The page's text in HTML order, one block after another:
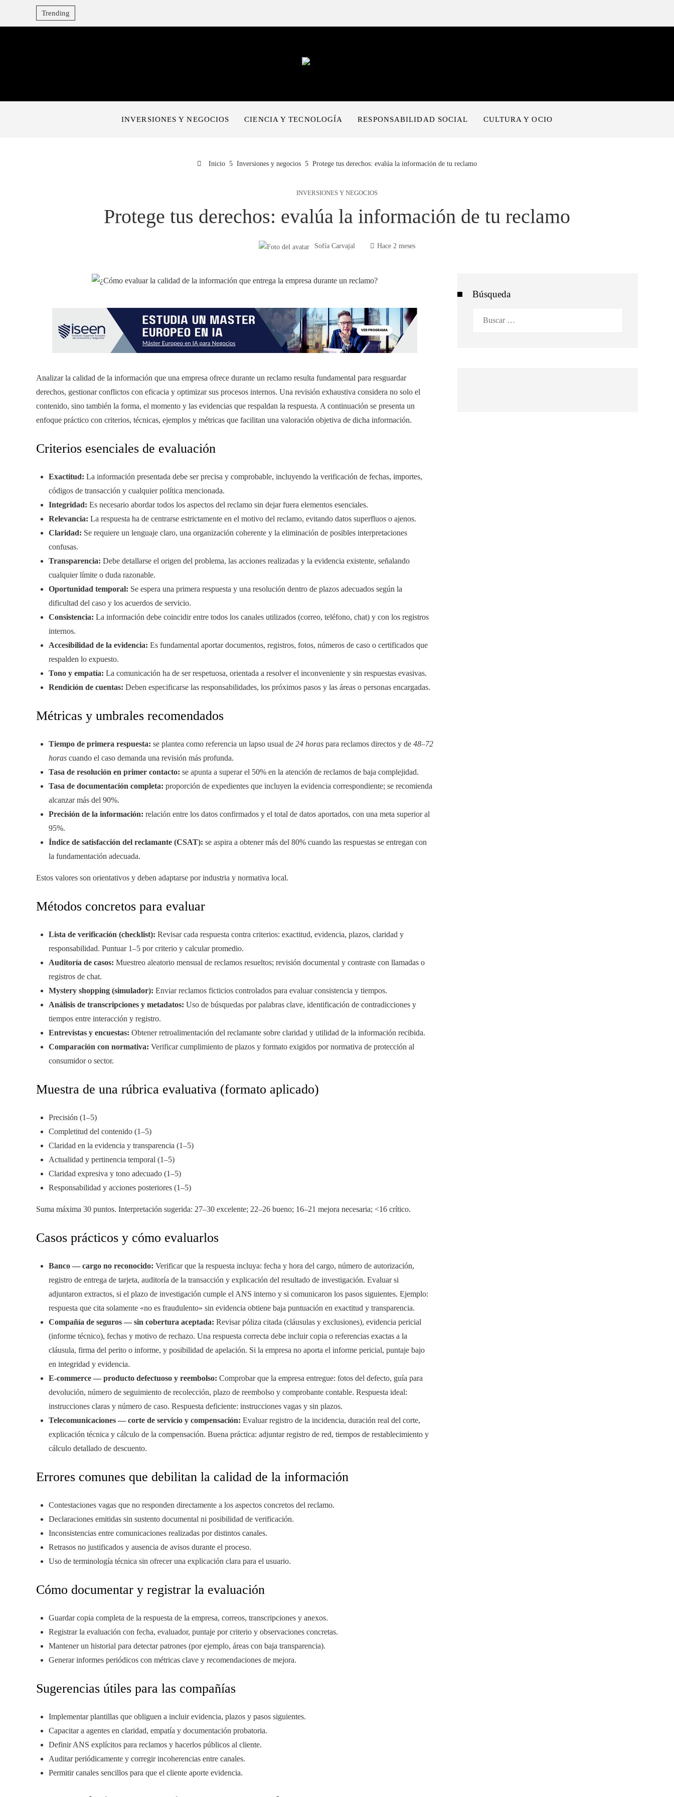
Trending
INVERSIONES Y NEGOCIOS CIENCIA Y TECNOLOGÍA RESPONSABILIDAD SOCIAL CULTURA Y OCIO
Inicio Inversiones y negocios Protege tus derechos: evalúa la información de tu reclamo
INVERSIONES Y NEGOCIOS
Protege tus derechos: evalúa la información de tu reclamo
Sofía Carvajal Hace 2 meses
Analizar la calidad de la información que una empresa ofrece durante un reclamo resulta fundamental para resguardar
derechos, gestionar conflictos con eficacia y optimizar sus procesos internos. Una revisión exhaustiva considera no solo el
contenido, sino también la forma, el momento y las evidencias que respaldan la respuesta. A continuación se presenta un
enfoque práctico con criterios, técnicas, ejemplos y métricas que facilitan una valoración objetiva de dicha información.
Criterios esenciales de evaluación
Exactitud: La información presentada debe ser precisa y comprobable, incluyendo la verificación de fechas, importes,
códigos de transacción y cualquier política mencionada.
Integridad: Es necesario abordar todos los aspectos del reclamo sin dejar fuera elementos esenciales.
Relevancia: La respuesta ha de centrarse estrictamente en el motivo del reclamo, evitando datos superfluos o ajenos.
Claridad: Se requiere un lenguaje claro, una organización coherente y la eliminación de posibles interpretaciones
confusas.
Transparencia: Debe detallarse el origen del problema, las acciones realizadas y la evidencia existente, señalando
cualquier límite o duda razonable.
Oportunidad temporal: Se espera una primera respuesta y una resolución dentro de plazos adecuados según la
dificultad del caso y los acuerdos de servicio.
Consistencia: La información debe coincidir entre todos los canales utilizados (correo, teléfono, chat) y con los registros
internos.
Accesibilidad de la evidencia: Es fundamental aportar documentos, registros, fotos, números de caso o certificados que
respalden lo expuesto.
Tono y empatía: La comunicación ha de ser respetuosa, orientada a resolver el inconveniente y sin respuestas evasivas.
Rendición de cuentas: Deben especificarse las responsabilidades, los próximos pasos y las áreas o personas encargadas.
Métricas y umbrales recomendados
Tiempo de primera respuesta: se plantea como referencia un lapso usual de 24 horas para reclamos directos y de 48–72
horas cuando el caso demanda una revisión más profunda.
Tasa de resolución en primer contacto: se apunta a superar el 50% en la atención de reclamos de baja complejidad.
Tasa de documentación completa: proporción de expedientes que incluyen la evidencia correspondiente; se recomienda
alcanzar más del 90%.
Precisión de la información: relación entre los datos confirmados y el total de datos aportados, con una meta superior al
95%.
Índice de satisfacción del reclamante (CSAT): se aspira a obtener más del 80% cuando las respuestas se entregan con
la fundamentación adecuada.
Estos valores son orientativos y deben adaptarse por industria y normativa local.
Métodos concretos para evaluar
Lista de verificación (checklist): Revisar cada respuesta contra criterios: exactitud, evidencia, plazos, claridad y
responsabilidad. Puntuar 1–5 por criterio y calcular promedio.
Auditoría de casos: Muestreo aleatorio mensual de reclamos resueltos; revisión documental y contraste con llamadas o
registros de chat.
Mystery shopping (simulador): Enviar reclamos ficticios controlados para evaluar consistencia y tiempos.
Análisis de transcripciones y metadatos: Uso de búsquedas por palabras clave, identificación de contradicciones y
tiempos entre interacción y registro.
Entrevistas y encuestas: Obtener retroalimentación del reclamante sobre claridad y utilidad de la información recibida.
Comparación con normativa: Verificar cumplimiento de plazos y formato exigidos por normativa de protección al
consumidor o sector.
Muestra de una rúbrica evaluativa (formato aplicado)
Precisión (1–5)
Completitud del contenido (1–5)
Claridad en la evidencia y transparencia (1–5)
Actualidad y pertinencia temporal (1–5)
Claridad expresiva y tono adecuado (1–5)
Responsabilidad y acciones posteriores (1–5)
Suma máxima 30 puntos. Interpretación sugerida: 27–30 excelente; 22–26 bueno; 16–21 mejora necesaria; <16 crítico.
Casos prácticos y cómo evaluarlos
Banco — cargo no reconocido: Verificar que la respuesta incluya: fecha y hora del cargo, número de autorización,
registro de entrega de tarjeta, auditoría de la transacción y explicación del resultado de investigación. Evaluar si
adjuntaron extractos, si el plazo de investigación cumple el ANS interno y si comunicaron los pasos siguientes. Ejemplo:
respuesta que cita solamente «no es fraudulento» sin evidencia obtiene baja puntuación en exactitud y transparencia.
Compañía de seguros — sin cobertura aceptada: Revisar póliza citada (cláusulas y exclusiones), evidencia pericial
(informe técnico), fechas y motivo de rechazo. Una respuesta correcta debe incluir copia o referencias exactas a la
cláusula, firma del perito o informe, y posibilidad de apelación. Si la empresa no aporta el informe pericial, puntaje bajo
en integridad y evidencia.
E-commerce — producto defectuoso y reembolso: Comprobar que la empresa entregue: fotos del defecto, guía para
devolución, número de seguimiento de recolección, plazo de reembolso y comprobante contable. Respuesta ideal:
instrucciones claras y número de caso. Respuesta deficiente: instrucciones vagas y sin plazos.
Telecomunicaciones — corte de servicio y compensación: Evaluar registro de la incidencia, duración real del corte,
explicación técnica y cálculo de la compensación. Buena práctica: adjuntar registro de red, tiempos de restablecimiento y
cálculo detallado de descuento.
Errores comunes que debilitan la calidad de la información
Contestaciones vagas que no responden directamente a los aspectos concretos del reclamo.
Declaraciones emitidas sin sustento documental ni posibilidad de verificación.
Inconsistencias entre comunicaciones realizadas por distintos canales.
Retrasos no justificados y ausencia de avisos durante el proceso.
Uso de terminología técnica sin ofrecer una explicación clara para el usuario.
Cómo documentar y registrar la evaluación
Guardar copia completa de la respuesta de la empresa, correos, transcripciones y anexos.
Registrar la evaluación con fecha, evaluador, puntaje por criterio y observaciones concretas.
Mantener un historial para detectar patrones (por ejemplo, áreas con baja transparencia).
Generar informes periódicos con métricas clave y recomendaciones de mejora.
Sugerencias útiles para las compañías
Implementar plantillas que obliguen a incluir evidencia, plazos y pasos siguientes.
Capacitar a agentes en claridad, empatía y documentación probatoria.
Definir ANS explícitos para reclamos y hacerlos públicos al cliente.
Auditar periódicamente y corregir incoherencias entre canales.
Permitir canales sencillos para que el cliente aporte evidencia.
Búsqueda